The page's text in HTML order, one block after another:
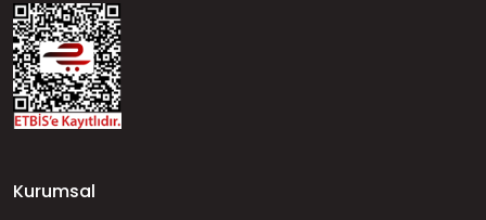
Kurumsal